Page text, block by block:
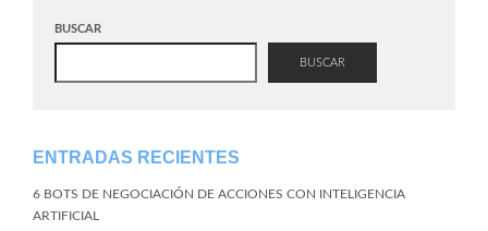
BUSCAR
BUSCAR
ENTRADAS RECIENTES
6 BOTS DE NEGOCIACIÓN DE ACCIONES CON INTELIGENCIA
ARTIFICIAL